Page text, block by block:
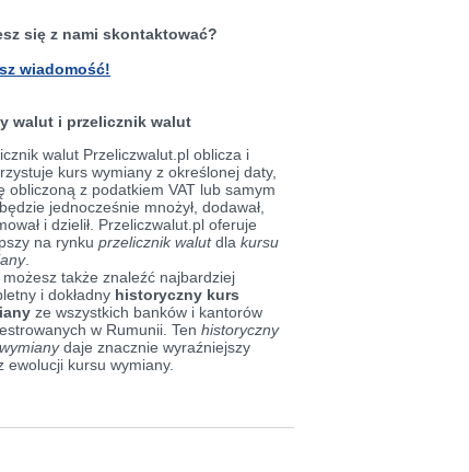
się z nami skontaktować?
wiadomość!
walut i przelicznik walut
walut Przeliczwalut.pl oblicza i
kurs wymiany z określonej daty,
obliczoną z podatkiem VAT lub samym
jednocześnie mnożył, dodawał,
i dzielił. Przeliczwalut.pl oferuje
na rynku przelicznik walutdla kursu
.
możesz także znaleźć najbardziej
i dokładny historyczny kurs
ze wszystkich banków i kantorów
w Rumunii. Ten historyczny
daje znacznie wyraźniejszy
ewolucji kursu wymiany.